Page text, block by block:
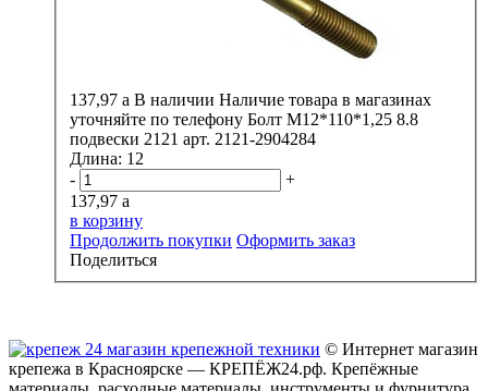
137,97 a В наличии Наличие товара в магазинах
уточняйте по телефону Болт М12*110*1,25 8.8
подвески 2121 арт. 2121-2904284
Длина: 12
-
+
137,97 a
в корзину
Продолжить покупки Оформить заказ
Поделиться
© Интернет магазин
крепежа в Красноярске — КРЕПЁЖ24.рф. Крепёжные